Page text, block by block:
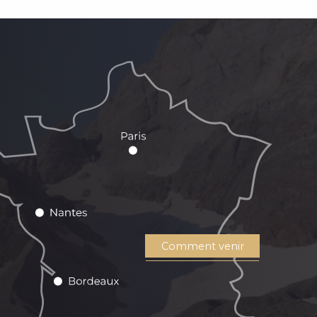
Comment venir